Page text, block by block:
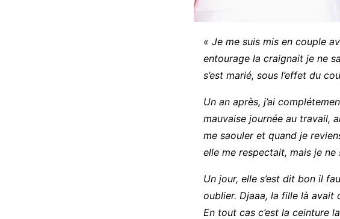
« Je me suis mis en couple
entourage la craignait je ne
s’est marié, sous l’effet du
Un an après, j’ai
mauvaise journée au travail,
me saouler et quand je
elle me respectait, mais je ne
Un jour, elle s’est dit bon il
oublier. Djaaa, la fille là avait
En tout cas c’est la ceinture